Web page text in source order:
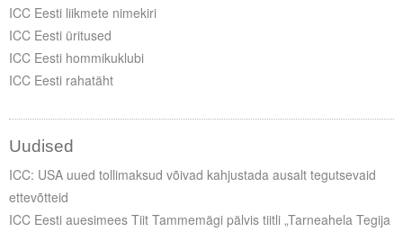
ICC Eesti liikmete nimekiri
ICC Eesti üritused
ICC Eesti hommikuklubi
ICC Eesti rahatäht
Uudised
ICC: USA uued tollimaksud võivad kahjustada ausalt tegutsevaid
ettevõtteid
ICC Eesti auesimees Tiit Tammemägi pälvis tiitli „Tarneahela Tegija